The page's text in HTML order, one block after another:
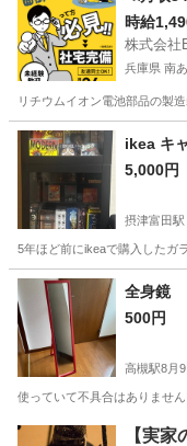
時給
株式会社
兵庫県 南
リチウムイオン電池部品の製
兵庫 南あわじ市 その
ikea
5,000円
摂津富田駅
5年ほど前にikeaで購入した
大阪 高槻市 摂津富田
全身鏡
500円
高槻駅8月9
使っていて不具合はありませ
大阪 高槻市 高槻駅
【実